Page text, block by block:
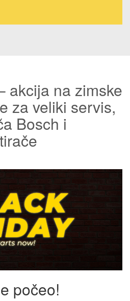
akcija na zimske
za veliki servis,
Bosch i
počeo!